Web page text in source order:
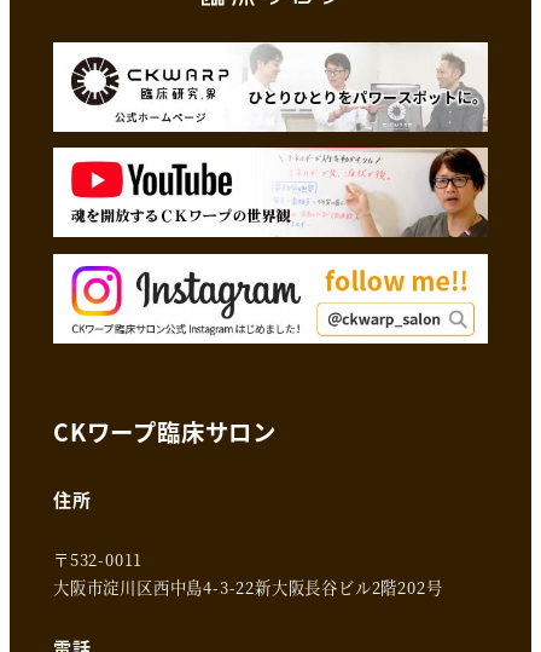
CKワープ臨床サロン
住所
〒532-0011
大阪市淀川区西中島4-3-22新大阪長谷ビル2階202号